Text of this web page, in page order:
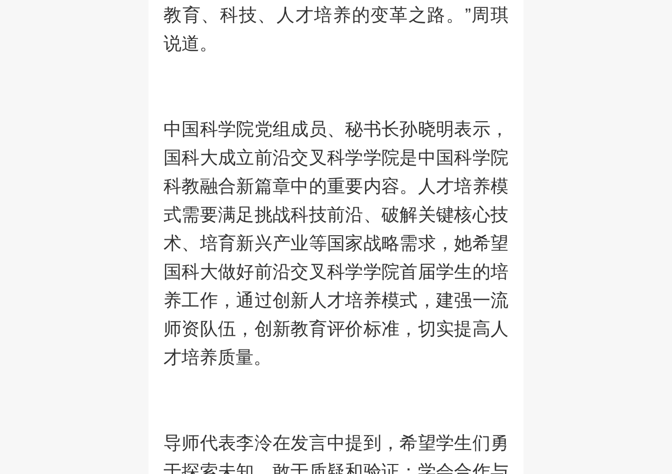
教育、科技、人才培养的变革之路。”周琪
说道。
中国科学院党组成员、秘书长孙晓明表示，
国科大成立前沿交叉科学学院是中国科学院
科教融合新篇章中的重要内容。人才培养模
式需要满足挑战科技前沿、破解关键核心技
术、培育新兴产业等国家战略需求，她希望
国科大做好前沿交叉科学学院首届学生的培
养工作，通过创新人才培养模式，建强一流
师资队伍，创新教育评价标准，切实提高人
才培养质量。
导师代表李泠在发言中提到，希望学生们勇